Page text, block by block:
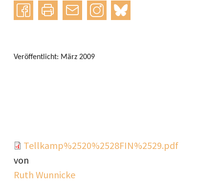
Instagram
bluesky
Veröffentlicht: März 2009
Document
Tellkamp%2520%2528FIN%2529.pdf
von
Ruth Wunnicke